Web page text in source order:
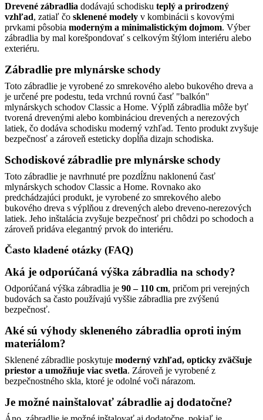
Drevené zábradlia dodávajú schodisku teplý a prirodzený
vzhľad, zatiaľ čo sklenené modely v kombinácii s kovovými
prvkami pôsobia moderným a minimalistickým dojmom. Výber
zábradlia by mal korešpondovať s celkovým štýlom interiéru alebo
exteriéru.
Zábradlie pre mlynárske schody
Toto zábradlie je vyrobené zo smrekového alebo bukového dreva a
je určené pre podestu, teda vrchnú rovnú časť "balkón"
mlynárskych schodov Classic a Home. Výplň zábradlia môže byť
tvorená drevenými alebo kombináciou drevených a nerezových
latiek, čo dodáva schodisku moderný vzhľad. Tento produkt zvyšuje
bezpečnosť a zároveň esteticky dopĺňa dizajn schodiska.
Schodiskové zábradlie pre mlynárske schody
Toto zábradlie je navrhnuté pre pozdĺžnu naklonenú časť
mlynárskych schodov Classic a Home. Rovnako ako
predchádzajúci produkt, je vyrobené zo smrekového alebo
bukového dreva s výplňou z drevených alebo dreveno-nerezových
latiek. Jeho inštalácia zvyšuje bezpečnosť pri chôdzi po schodoch a
zároveň pridáva elegantný prvok do interiéru.
Často kladené otázky (FAQ)
Aká je odporúčaná výška zábradlia na schody?
Odporúčaná výška zábradlia je 90 – 110 cm, pričom pri verejných
budovách sa často používajú vyššie zábradlia pre zvýšenú
bezpečnosť.
Aké sú výhody skleneného zábradlia oproti iným
materiálom?
Sklenené zábradlie poskytuje moderný vzhľad, opticky zväčšuje
priestor a umožňuje viac svetla. Zároveň je vyrobené z
bezpečnostného skla, ktoré je odolné voči nárazom.
Je možné nainštalovať zábradlie aj dodatočne?